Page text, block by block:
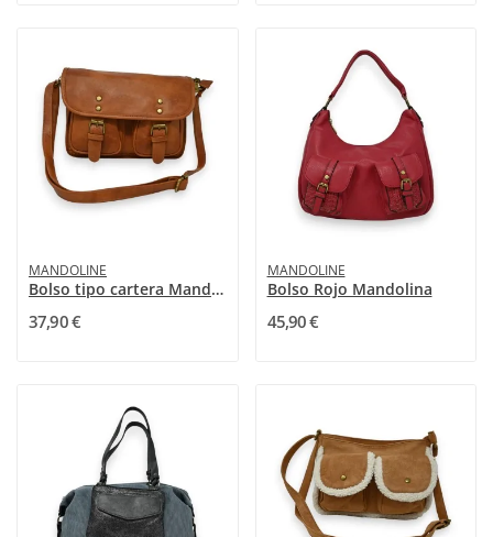
MANDOLINE
Bolso tipo cartera Mandoline camel
37,90 €
MANDOLINE
Bolso Rojo Mandolina
45,90 €